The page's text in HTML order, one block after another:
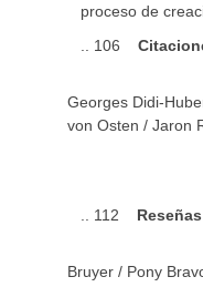
proceso de creación
.. 106
Georges Didi-
von Osten / Jaron
.. 112 Reseñas
Bruyer / Pony